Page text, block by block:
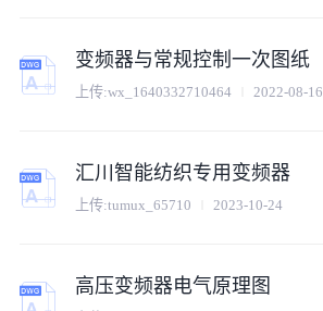
变频器与常规控制一次图纸
上传:wx_1640332710464 2022-08-16
汇川智能纺织专用变频器
上传:tumux_65710 2023-10-24
高压变频器电气原理图